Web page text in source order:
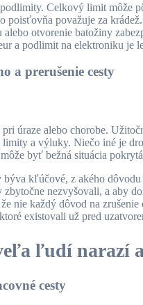
Celkový limit môže
poisťovňa považuje za
alebo otvorenie batožiny
a podlimit na elektroniku
a prerušenie cesty
úraze alebo chorobe.
a výluky. Niečo iné je
byť bežná situácia
býva kľúčové, z akého
zbytočne nezvyšovali, a aby
nie každý dôvod na
existovali už pred
ľudí narazí
cesty